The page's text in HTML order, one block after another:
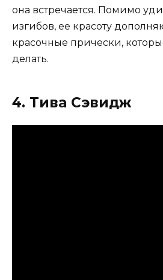
она встречается. Помимо
изгибов, ее красоту
красочные прически,
делать.
4. Тива Сэвидж